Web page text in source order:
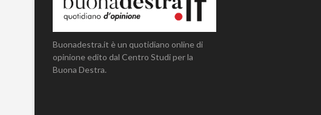
Buonadestra.it è un quotidiano online di
opinione edito dal Centro Studi per la
Buona Destra.